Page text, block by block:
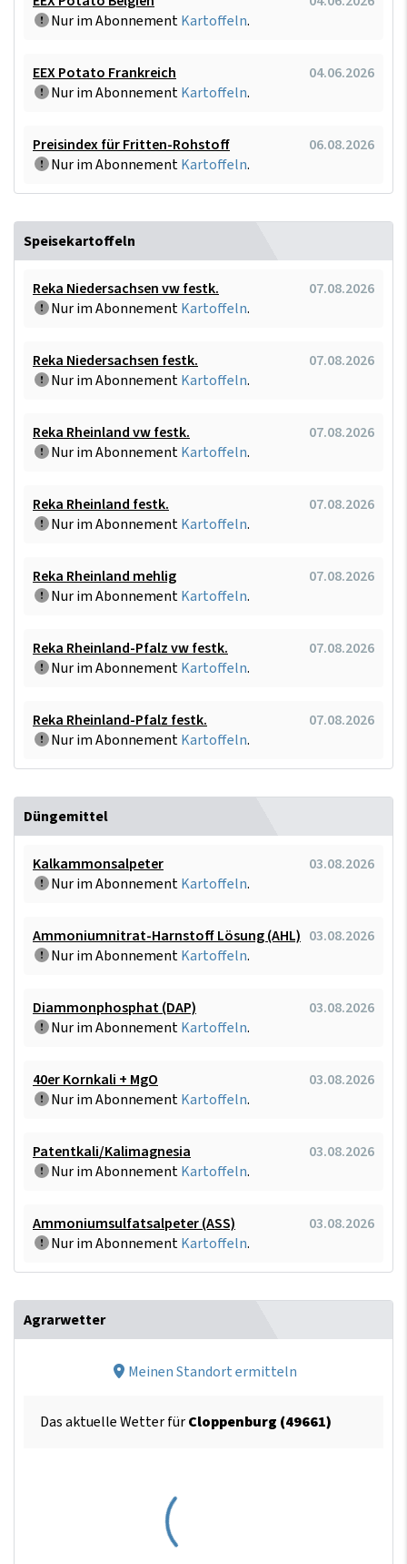
Nur im AbonnementKartoffeln.
EEX Potato Frankreich
04.06.2026
Nur im AbonnementKartoffeln.
Preisindex für Fritten-Rohstoff
06.08.2026
Nur im AbonnementKartoffeln.
Speisekartoffeln
Reka Niedersachsen vw festk.
07.08.2026
Nur im AbonnementKartoffeln.
Reka Niedersachsen festk.
07.08.2026
Nur im AbonnementKartoffeln.
Reka Rheinland vw festk.
07.08.2026
Nur im AbonnementKartoffeln.
Reka Rheinland festk.
07.08.2026
Nur im AbonnementKartoffeln.
Reka Rheinland mehlig
07.08.2026
Nur im AbonnementKartoffeln.
Reka Rheinland-Pfalz vw festk.
07.08.2026
Nur im AbonnementKartoffeln.
Reka Rheinland-Pfalz festk.
07.08.2026
Nur im AbonnementKartoffeln.
Düngemittel
Kalkammonsalpeter
03.08.2026
Nur im AbonnementKartoffeln.
Ammoniumnitrat-Harnstoff Lösung (AHL) 03.08.2026
Nur im AbonnementKartoffeln.
Diammonphosphat (DAP)
03.08.2026
Nur im AbonnementKartoffeln.
40er Kornkali + MgO
03.08.2026
Nur im AbonnementKartoffeln.
Patentkali/Kalimagnesia
03.08.2026
Nur im AbonnementKartoffeln.
Ammoniumsulfatsalpeter (ASS)
03.08.2026
Nur im AbonnementKartoffeln.
Agrarwetter
Meinen Standort ermitteln
Das aktuelle Wetter fürCloppenburg (49661)